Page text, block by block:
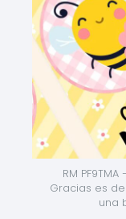
RM
Gracias es
una